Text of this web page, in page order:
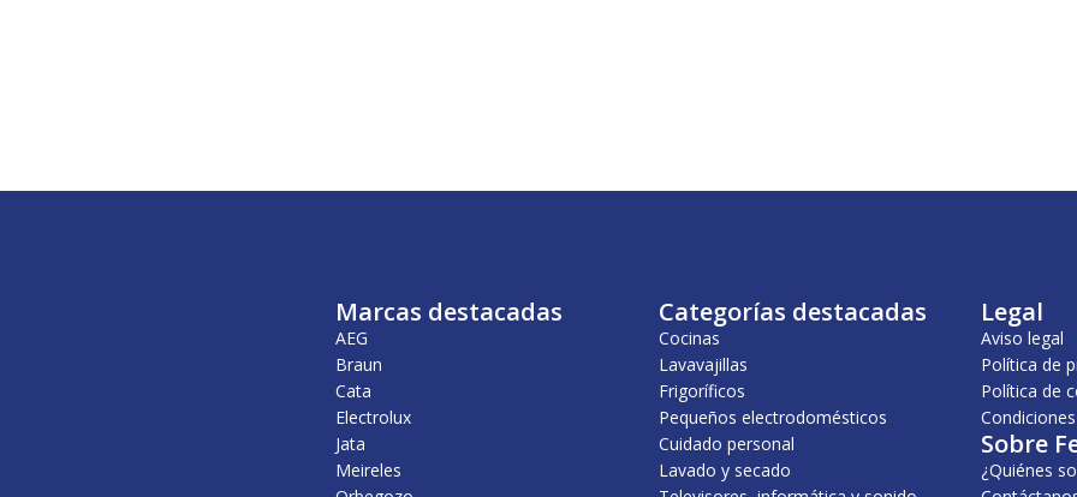
Marcas destacadas
AEG
Braun
Cata
Electrolux
Jata
Meireles
Categorías destacadas
Cocinas
Lavavajillas
Frigoríficos
Pequeños electrodomésticos
Cuidado personal
Lavado y secado
Legal
Aviso legal
Política de
Política de
Sobre
¿Quiénes